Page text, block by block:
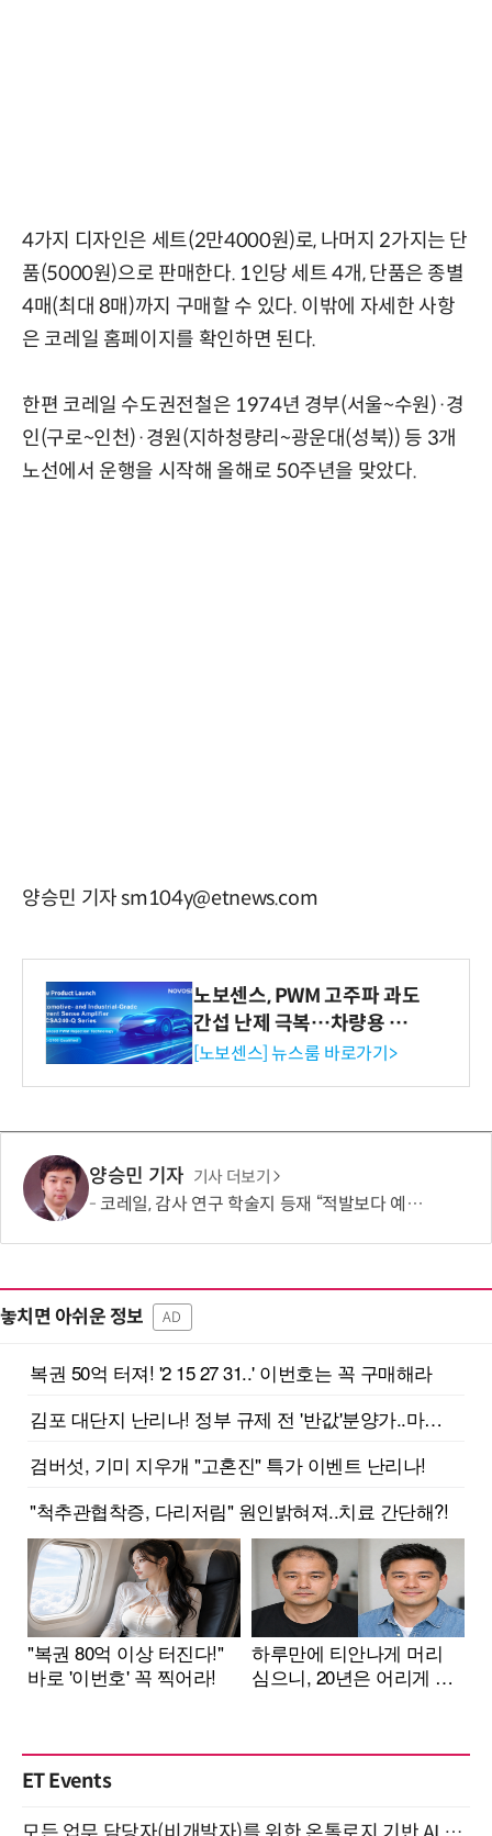
4가지 디자인은 세트(2만4000원)로, 나머지 2가지는 단
품(5000원)으로 판매한다. 1인당 세트 4개, 단품은 종별
4매(최대 8매)까지 구매할 수 있다. 이밖에 자세한 사항
은 코레일 홈페이지를 확인하면 된다.
한편 코레일 수도권전철은 1974년 경부(서울~수원)·경
인(구로~인천)·경원(지하청량리~광운대(성북)) 등 3개
노선에서 운행을 시작해 올해로 50주년을 맞았다.
양승민 기자 sm104y@etnews.com
노보센스, PWM 고주파 과도
간섭 난제 극복…차량용 전
류 감지 증폭기
[노보센스] 뉴스룸 바로가기>
양승민 기자 기사 더보기
코레일, 감사 연구 학술지 등재 “적발보다 예방이 청렴 높인다”
놓치면 아쉬운 정보 AD
ET Events